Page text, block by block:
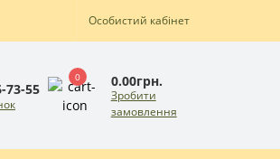
Особистий кабінет
73-55
0 0.00грн.
Зробити
замовлення